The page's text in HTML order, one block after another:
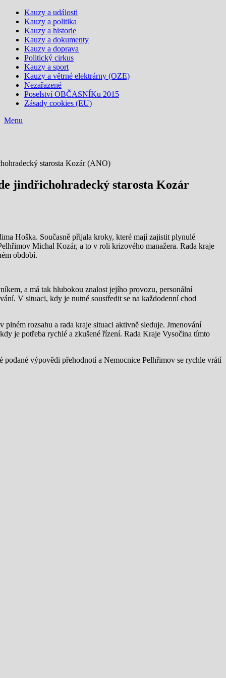
Kauzy a události
Kauzy a politika
Kauzy a historie
Kauzy a dokumenty
Kauzy a doprava
Politický cirkus
Kauzy a sport
Kauzy a větrné elektrárny (OZE)
Nezařazené
Poselství OBČASNÍKu 2015
Zásady cookies (EU)
Menu
starosta Kozár (ANO)
jindřichohradecký starosta Kozár
Hoška. Současně přijala kroky, které mají zajistit plynulé
Michal Kozár, a to v roli krizového manažera. Rada kraje
období.
a má tak hlubokou znalost jejího provozu, personální
V situaci, kdy je nutné soustředit se na každodenní chod
rozsahu a rada kraje situaci aktivně sleduje. Jmenování
je potřeba rychlé a zkušené řízení. Rada Kraje Vysočina tímto
výpovědi přehodnotí a Nemocnice Pelhřimov se rychle vrátí